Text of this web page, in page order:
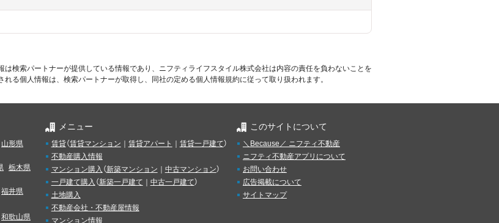
検索パートナーが提供している情報であり、ニフティライフスタイル株式会社は内容の責任を負わないことを
れる個人情報は、検索パートナーが取得し、同社の定める個人情報規約に従って取り扱われます。
山形県
栃木県
福井県
和歌山県
メニュー
賃貸（賃貸マンション 賃貸アパート 賃貸一戸建て）
不動産購入情報
マンション購入 （新築マンション 中古マンション）
一戸建て購入 （新築一戸建て 中古一戸建て）
土地購入
不動産会社・不動産屋情報
マンション情報
このサイトについて
＼Because／ ニフティ不動産
ニフティ不動産アプリについて
お問い合わせ
広告掲載について
サイトマップ